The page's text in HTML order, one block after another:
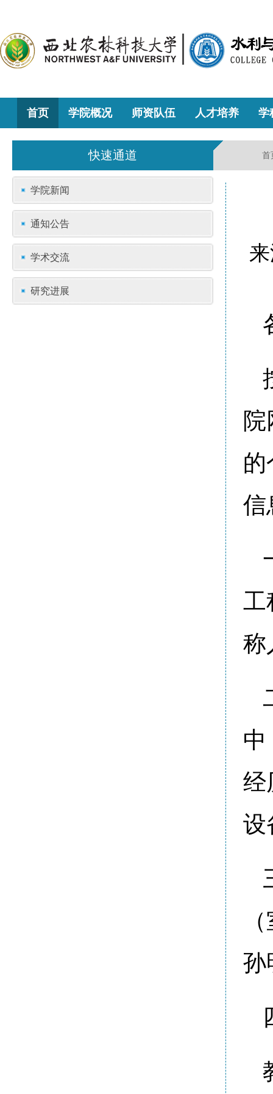
首页 学院概况 师资队伍 人才培养 学
快速通道 首
学院新闻
通知公告
学术交流
研究进展
的
信
工
称
中
经
设
孙